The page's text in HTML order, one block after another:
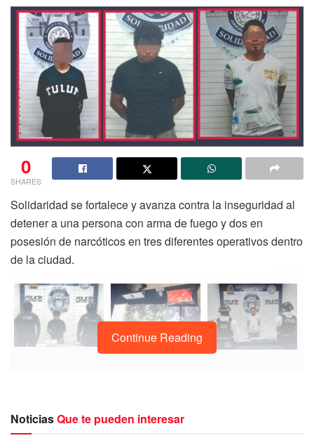
0
SHARES
Solidaridad se fortalece y avanza contra la inseguridad al
detener a una persona con arma de fuego y dos en
posesión de narcóticos en tres diferentes operativos dentro
de la ciudad.
realizaba vigilancia sobre la avenida Primera con calle 26
donde observaron a Jorge “N” de 33 años, originario de
Continue Reading
NoticiasQue te pueden interesar